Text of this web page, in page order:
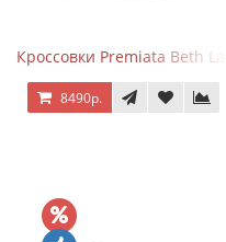
Кроссовки Premiata Beth
8490р.